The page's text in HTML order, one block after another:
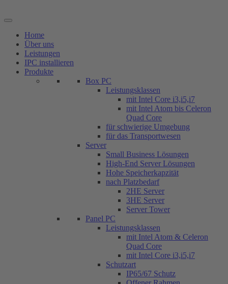
Inhalt
Home
Über uns
Leistungen
IPC installieren
Produkte
Box PC
Leistungsklassen
mit Intel Core i3,i5,i7
mit Intel Atom bis Celeron
Quad Core
für schwierige Umgebung
für das Transportwesen
Server
Small Business Lösungen
High-End Server Lösungen
Hohe Speicherkapzität
nach Platzbedarf
2HE Server
3HE Server
Server Tower
Panel PC
Leistungsklassen
mit Intel Atom & Celeron
Quad Core
mit Intel Core i3,i5,i7
Schutzart
IP65/67 Schutz